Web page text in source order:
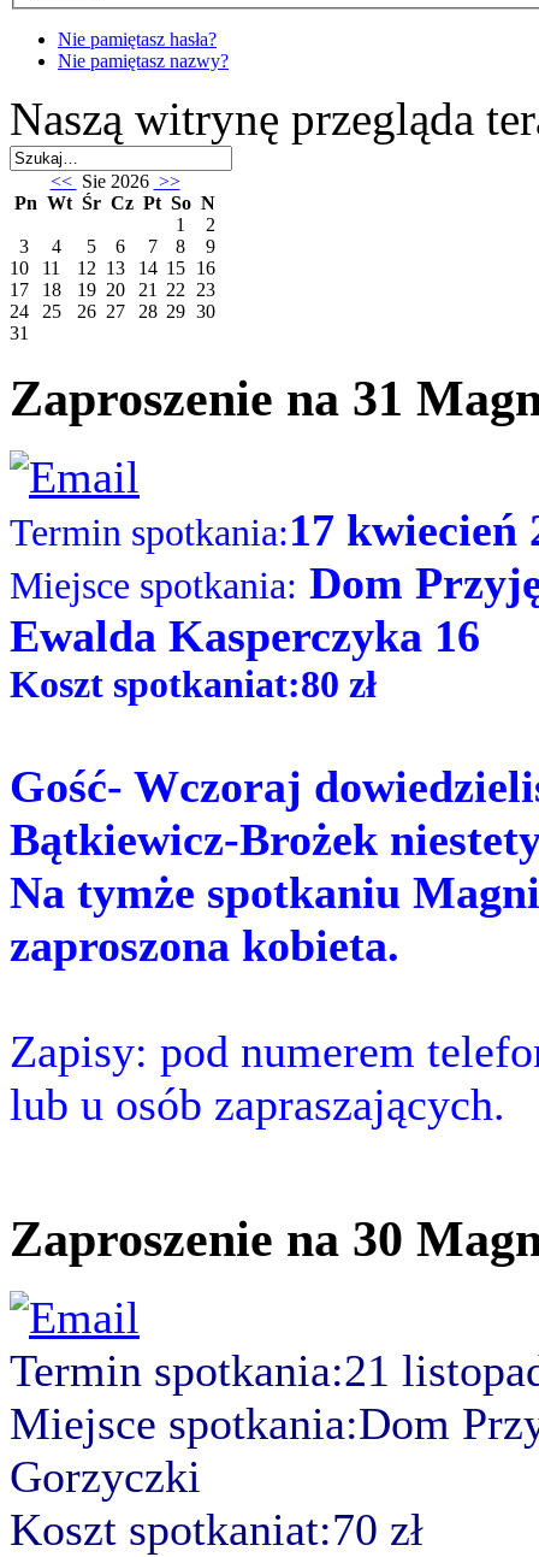
Nie pamiętasz hasła?
Nie pamiętasz nazwy?
Naszą witrynę przegląda
<< Sie 2026 >>
Pn Wt Śr Cz Pt So N
1
2
3
4 5 6 7 8
9
10
11 12 13 14 15 16
17
18 19 20 21 22
23
24
25 26 27 28 29 30
31
Zaproszenie na 31
Termin spotkania:17 kwiecień
Miejsce spotkania: Dom
Ewalda Kasperczyka 16
Koszt spotkaniat:80 zł
Gość- Wczoraj
Bątkiewicz-Brożek
Na tymże spotkaniu
zaproszona kobieta.
Zapisy: pod numerem
lub u osób zapraszających.
Zaproszenie na 30
Termin spotkania:21
Miejsce spotkania:Dom
Gorzyczki
Koszt spotkaniat:70 zł